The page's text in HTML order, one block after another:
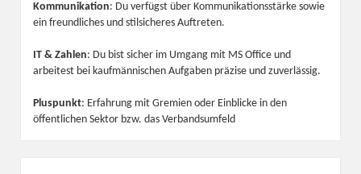
Kommunikation: Du verfügst über Kommunikationsstärke sowie
ein freundliches und stilsicheres Auftreten.
IT & Zahlen: Du bist sicher im Umgang mit MS Office und
arbeitest bei kaufmännischen Aufgaben präzise und zuverlässig.
Pluspunkt: Erfahrung mit Gremien oder Einblicke in den
öffentlichen Sektor bzw. das Verbandsumfeld